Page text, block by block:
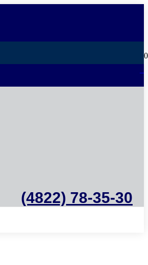
(4822) 78-35-30
0